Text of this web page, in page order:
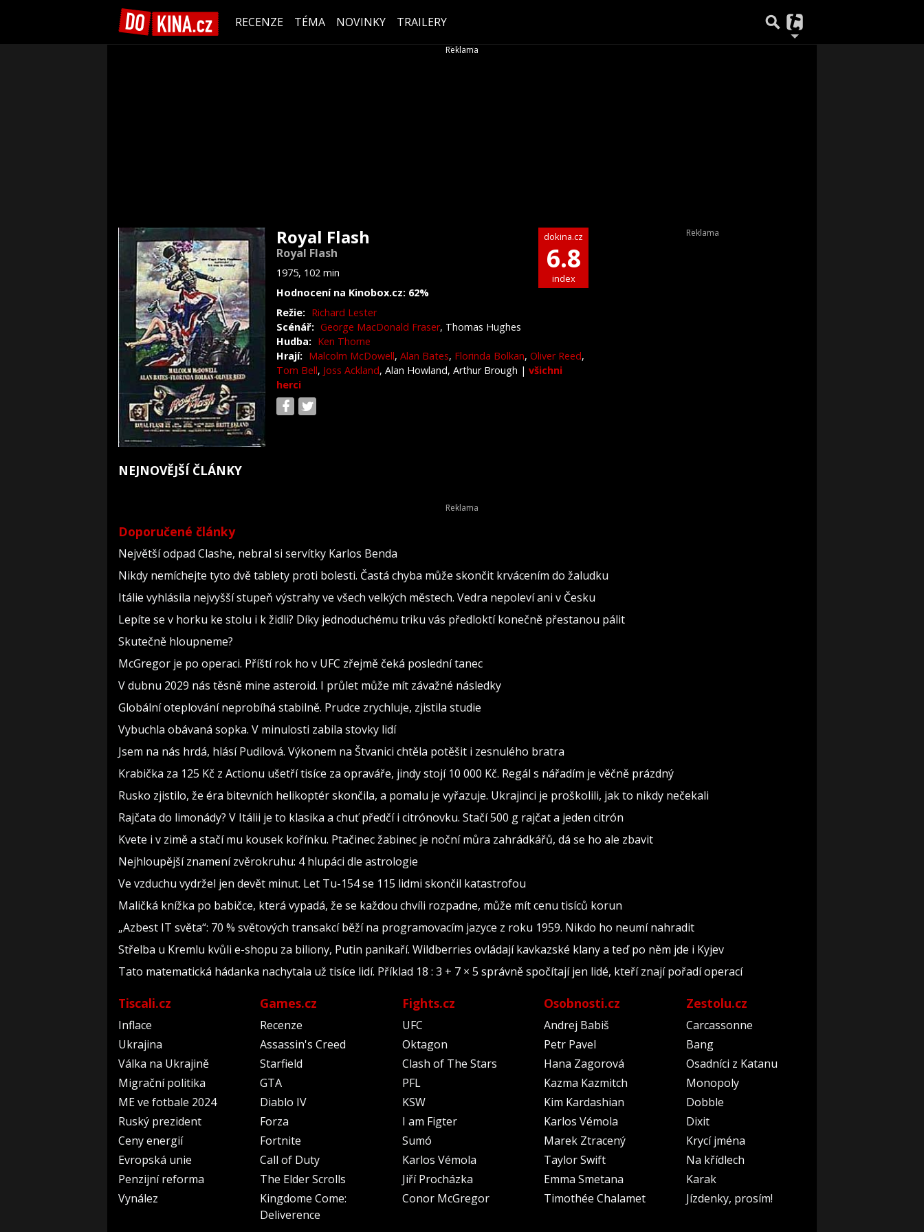
RECENZE TÉMA NOVINKY TRAILERY
Royal Flash
Royal Flash
1975, 102 min
Hodnocení na Kinobox.cz: 62%
dokina.cz
6.8
index
Režie: Richard Lester
Scénář: George MacDonald Fraser, Thomas Hughes
Hudba: Ken Thorne
Hrají: Malcolm McDowell, Alan Bates, Florinda Bolkan, Oliver Reed,
Tom Bell, Joss Ackland, Alan Howland, Arthur Brough | všichni
herci
NEJNOVĚJŠÍ ČLÁNKY
Doporučené články
Největší odpad Clashe, nebral si servítky Karlos Benda
Nikdy nemíchejte tyto dvě tablety proti bolesti. Častá chyba může skončit krvácením do žaludku
Itálie vyhlásila nejvyšší stupeň výstrahy ve všech velkých městech. Vedra nepoleví ani v Česku
Lepíte se v horku ke stolu i k židli? Díky jednoduchému triku vás předloktí konečně přestanou pálit
Skutečně hloupneme?
McGregor je po operaci. Příští rok ho v UFC zřejmě čeká poslední tanec
V dubnu 2029 nás těsně mine asteroid. I průlet může mít závažné následky
Globální oteplování neprobíhá stabilně. Prudce zrychluje, zjistila studie
Vybuchla obávaná sopka. V minulosti zabila stovky lidí
Jsem na nás hrdá, hlásí Pudilová. Výkonem na Štvanici chtěla potěšit i zesnulého bratra
Krabička za 125 Kč z Actionu ušetří tisíce za opraváře, jindy stojí 10 000 Kč. Regál s nářadím je věčně prázdný
Rusko zjistilo, že éra bitevních helikoptér skončila, a pomalu je vyřazuje. Ukrajinci je proškolili, jak to nikdy nečekali
Rajčata do limonády? V Itálii je to klasika a chuť předčí i citrónovku. Stačí 500 g rajčat a jeden citrón
Kvete i v zimě a stačí mu kousek kořínku. Ptačinec žabinec je noční můra zahrádkářů, dá se ho ale zbavit
Nejhloupější znamení zvěrokruhu: 4 hlupáci dle astrologie
Ve vzduchu vydržel jen devět minut. Let Tu-154 se 115 lidmi skončil katastrofou
Maličká knížka po babičce, která vypadá, že se každou chvíli rozpadne, může mít cenu tisíců korun
„Azbest IT světa“: 70 % světových transakcí běží na programovacím jazyce z roku 1959. Nikdo ho neumí nahradit
Střelba u Kremlu kvůli e-shopu za biliony, Putin panikaří. Wildberries ovládají kavkazské klany a teď po něm jde i Kyjev
Tato matematická hádanka nachytala už tisíce lidí. Příklad 18 : 3 + 7 × 5 správně spočítají jen lidé, kteří znají pořadí operací
Tiscali.cz
Inflace
Ukrajina
Válka na Ukrajině
Migrační politika
ME ve fotbale 2024
Ruský prezident
Ceny energií
Evropská unie
Penzijní reforma
Vynález
Games.cz
Recenze
Assassin's Creed
Starfield
GTA
Diablo IV
Forza
Fortnite
Call of Duty
The Elder Scrolls
Kingdome Come:
Deliverence
Fights.cz
UFC
Oktagon
Clash of The Stars
PFL
KSW
I am Figter
Sumó
Karlos Vémola
Jiří Procházka
Conor McGregor
Osobnosti.cz
Andrej Babiš
Petr Pavel
Hana Zagorová
Kazma Kazmitch
Kim Kardashian
Karlos Vémola
Marek Ztracený
Taylor Swift
Emma Smetana
Timothée Chalamet
Zestolu.cz
Carcassonne
Bang
Osadníci z Katanu
Monopoly
Dobble
Dixit
Krycí jména
Na křídlech
Karak
Jízdenky, prosím!